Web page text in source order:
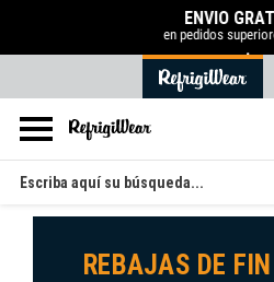
Ir
ENVÍO
en pedidos
.
Buscar
en
REBAJAS DE